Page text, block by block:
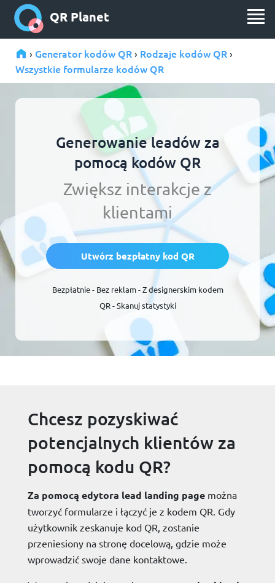
QR Planet
› Generator kodów QR › Rodzaje kodów QR ›
Wszystkie formularze kodów QR
Generowanie leadów za
pomocą kodów QR
Zwiększ interakcje z
klientami
Utwórz bezpłatny kod QR
Bezpłatnie - Bez reklam - Z designerskim kodem
QR - Skanuj statystyki
Chcesz pozyskiwać
potencjalnych klientów za
pomocą kodu QR?
Za pomocą edytora lead landing page można
tworzyć formularze i łączyć je z kodem QR. Gdy
użytkownik zeskanuje kod QR, zostanie
przeniesiony na stronę docelową, gdzie może
wprowadzić swoje dane kontaktowe.